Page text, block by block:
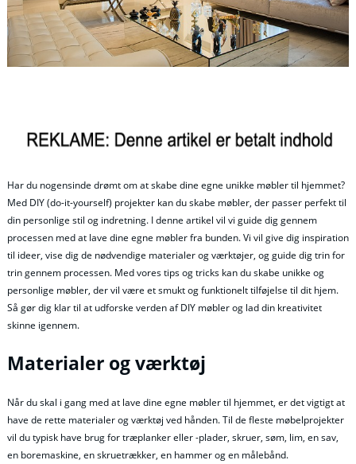
Har du nogensinde drømt om at skabe dine egne unikke møbler til hjemmet?
Med DIY (do-it-yourself) projekter kan du skabe møbler, der passer perfekt til
din personlige stil og indretning. I denne artikel vil vi guide dig gennem
processen med at lave dine egne møbler fra bunden. Vi vil give dig inspiration
til ideer, vise dig de nødvendige materialer og værktøjer, og guide dig trin for
trin gennem processen. Med vores tips og tricks kan du skabe unikke og
personlige møbler, der vil være et smukt og funktionelt tilføjelse til dit hjem.
Så gør dig klar til at udforske verden af DIY møbler og lad din kreativitet
skinne igennem.
Materialer og værktøj
Når du skal i gang med at lave dine egne møbler til hjemmet, er det vigtigt at
have de rette materialer og værktøj ved hånden. Til de fleste møbelprojekter
vil du typisk have brug for træplanker eller -plader, skruer, søm, lim, en sav,
en boremaskine, en skruetrækker, en hammer og en målebånd.